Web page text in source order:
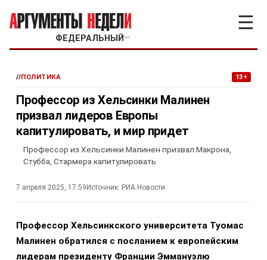
ФЕДЕРАЛЬНЫЙ ﹀
☰
//ПОЛИТИКА 13+
Профессор из Хельсинки Малинен
призвал лидеров Европы
капитулировать, и мир придет
Профессор из Хельсинки Малинен призвал Макрона,
Стубба, Стармера капитулировать
7 апреля 2025, 17:59 Источник: РИА Новости
Профессор Хельсинкского университета Туомас
Малинен обратился с посланием к европейским
лидерам президенту Франции Эммануэлю